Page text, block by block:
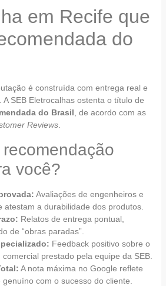
em Recife que
do
é construída com entrega real e
SEB Eletrocalhas ostenta o título de
do Brasil, de acordo com as
Reviews.
você?
Avaliações de engenheiros e
atestam a durabilidade dos produtos.
Relatos de entrega pontual,
de “obras paradas”.
Feedback positivo sobre o
prestado pela equipe da SEB.
A nota máxima no Google reflete
com o sucesso do cliente.